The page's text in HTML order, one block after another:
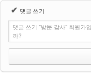
✔ 댓글 쓰기
댓글 쓰기 "방문 감사" 회원가
까?